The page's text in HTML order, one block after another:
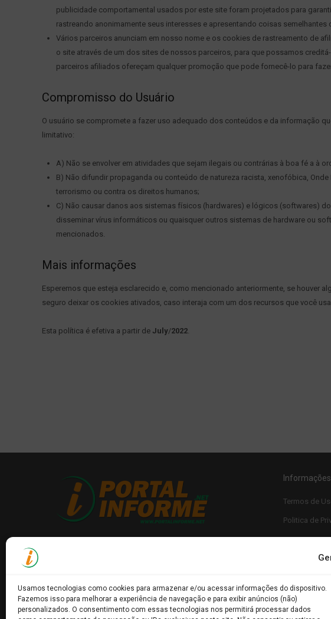
Usamos tecnologias como cookies para armazenar e/ou acessar informações do dispositivo.
Fazemos isso para melhorar a experiência de navegação e para exibir anúncios (não)
personalizados. O consentimento com essas tecnologias nos permitirá processar dados
publicidade comportamental usados ​​por este site foram projetados para
rastreando anonimamente seus interesses e apresentando coisas semelhantes
Vários parceiros anunciam em nosso nome e os cookies de rastreamento de
o site através de um dos sites de nossos parceiros, para que possamos
parceiros afiliados ofereçam qualquer promoção que pode fornecê-lo para
Compromisso do Usuário
O usuário se compromete a fazer uso adequado dos conteúdos e da informação
limitativo:
A) Não se envolver em atividades que sejam ilegais ou contrárias à boa fé a à
B) Não difundir propaganda ou conteúdo de natureza racista, xenofóbica, Onde
terrorismo ou contra os direitos humanos;
C) Não causar danos aos sistemas físicos (hardwares) e lógicos (softwares)
disseminar vírus informáticos ou quaisquer outros sistemas de hardware ou
mencionados.
Mais informações
Esperemos que esteja esclarecido e, como mencionado anteriormente, se houver
seguro deixar os cookies ativados, caso interaja com um dos recursos que você
Esta política é efetiva a partir de July/2022.
Informações
Termos de
Politica de